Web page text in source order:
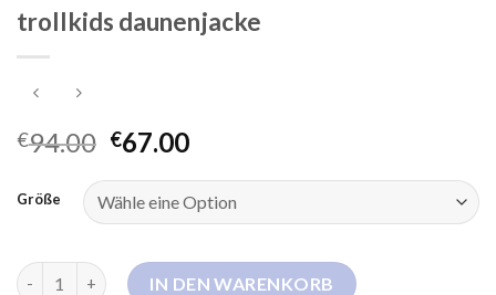
trollkids daunenjacke
€94.00 €67.00
Größe
trollkids daunenjacke MengeIN DEN WARENKORB